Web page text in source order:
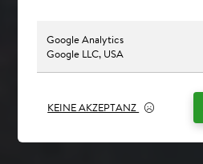
Google Analytics
Google LLC, USA
KEINE AKZEPTANZ